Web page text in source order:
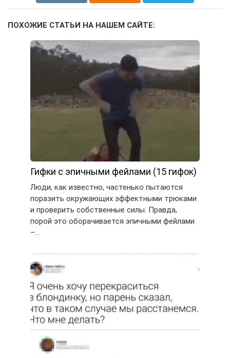
ПОХОЖИЕ СТАТЬИ НА НАШЕМ САЙТЕ:
Гифки с эпичными фейлами (15 гифок)
Люди, как известно, частенько пытаются
поразить окружающих эффектными трюками
и проверить собственные силы. Правда,
порой это оборачивается эпичными фейлами
–…